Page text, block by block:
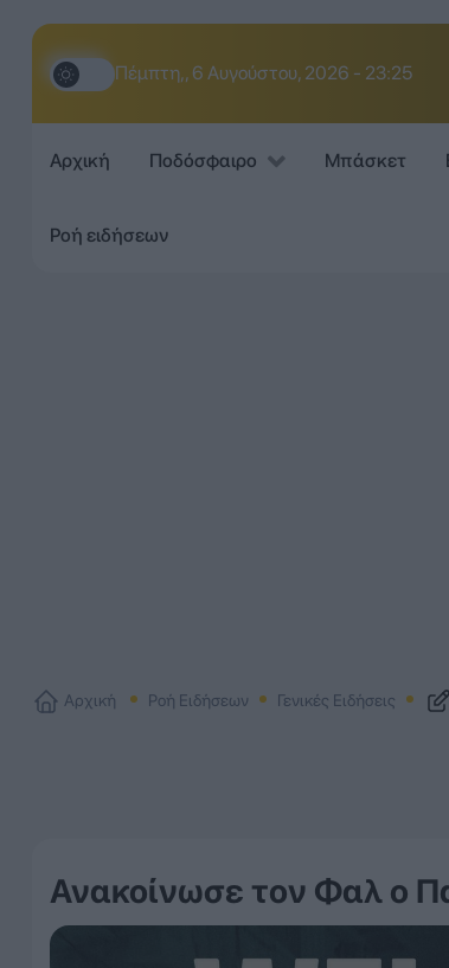
Πέμπτη,, 6 Αυγούστου, 2026 - 23:25
Αρχική Ποδόσφαιρο Μπάσκετ
Ροή ειδήσεων
Αρχική Ροή Ειδήσεων Γενικές Ειδήσεις
Ανακοίνωσε τον Φαλ ο